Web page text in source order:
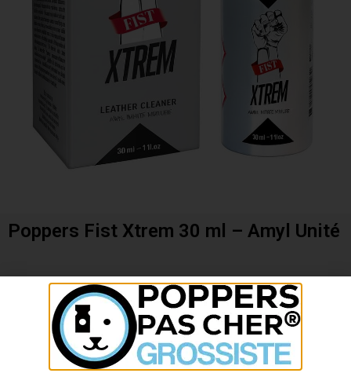
Poppers Fist Xtrem 30 ml – Amyl Unité
Poppers Xtrem Amyl 30 mlest la version ultime de
la gamme Xtrem. Formulé à base de nitrite d’amyle
s’adresse aux consommateurs expérimentés en quête
de sensations toujours plus puissantes. Son flacon en